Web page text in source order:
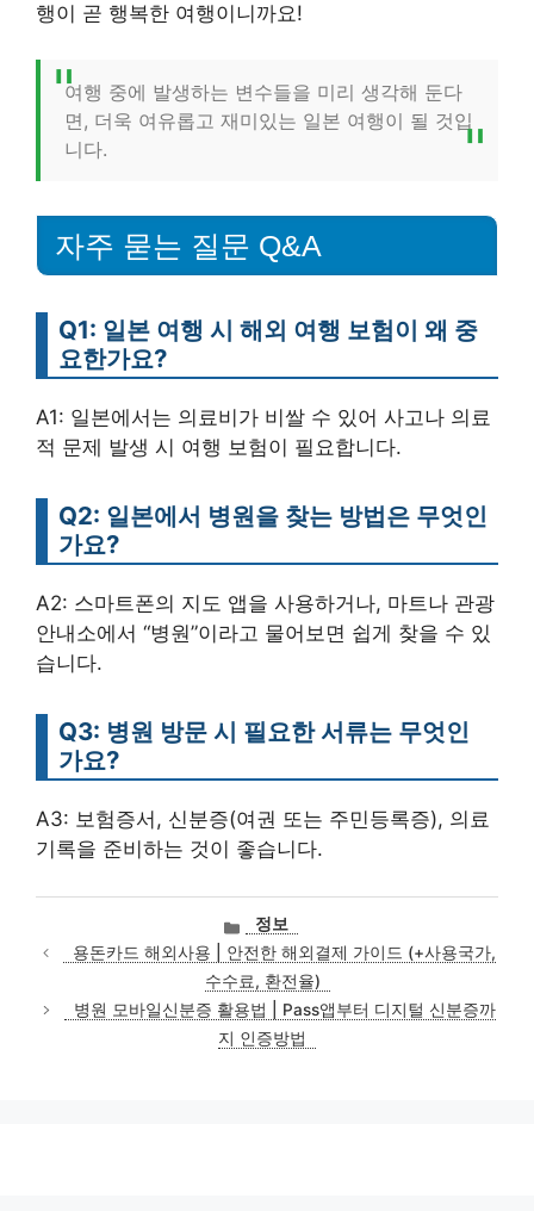
행이 곧 행복한 여행이니까요!
여행 중에 발생하는 변수들을 미리 생각해 둔다
면, 더욱 여유롭고 재미있는 일본 여행이 될 것입
니다.
자주 묻는 질문 Q&A
Q1: 일본 여행 시 해외 여행 보험이 왜 중
요한가요?
A1: 일본에서는 의료비가 비쌀 수 있어 사고나 의료
적 문제 발생 시 여행 보험이 필요합니다.
Q2: 일본에서 병원을 찾는 방법은 무엇인
가요?
A2: 스마트폰의 지도 앱을 사용하거나, 마트나 관광
안내소에서 “병원”이라고 물어보면 쉽게 찾을 수 있
습니다.
Q3: 병원 방문 시 필요한 서류는 무엇인
가요?
A3: 보험증서, 신분증(여권 또는 주민등록증), 의료
기록을 준비하는 것이 좋습니다.
카
테
고
리
정보
용돈카드 해외사용 | 안전한 해외결제 가이드 (+사용국가,
수수료, 환전율)
병원 모바일신분증 활용법 | Pass앱부터 디지털 신분증까
지 인증방법